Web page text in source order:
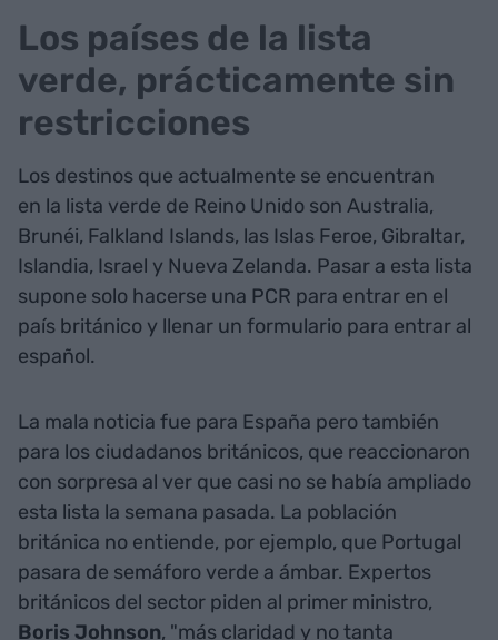
Los países de la lista
verde, prácticamente sin
restricciones
Los destinos que actualmente se encuentran
en la lista verde de Reino Unido son Australia,
Brunéi, Falkland Islands, las Islas Feroe, Gibraltar,
Islandia, Israel y Nueva Zelanda. Pasar a esta lista
supone solo hacerse una PCR para entrar en el
país británico y llenar un formulario para entrar al
español.
La mala noticia fue para España pero también
para los ciudadanos británicos, que reaccionaron
con sorpresa al ver que casi no se había ampliado
esta lista la semana pasada. La población
británica no entiende, por ejemplo, que Portugal
pasara de semáforo verde a ámbar. Expertos
británicos del sector piden al primer ministro,
Boris Johnson, "más claridad y no tanta